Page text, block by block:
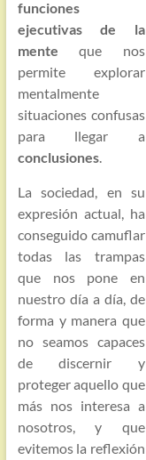
funciones
ejecutivas de la
mente que nos
permite explorar
mentalmente
situaciones confusas
para llegar a
conclusiones.
La sociedad, en su
expresión actual, ha
conseguido camuflar
todas las trampas
que nos pone en
nuestro día a día, de
forma y manera que
no seamos capaces
de discernir y
proteger aquello que
más nos interesa a
nosotros, y que
evitemos la reflexión